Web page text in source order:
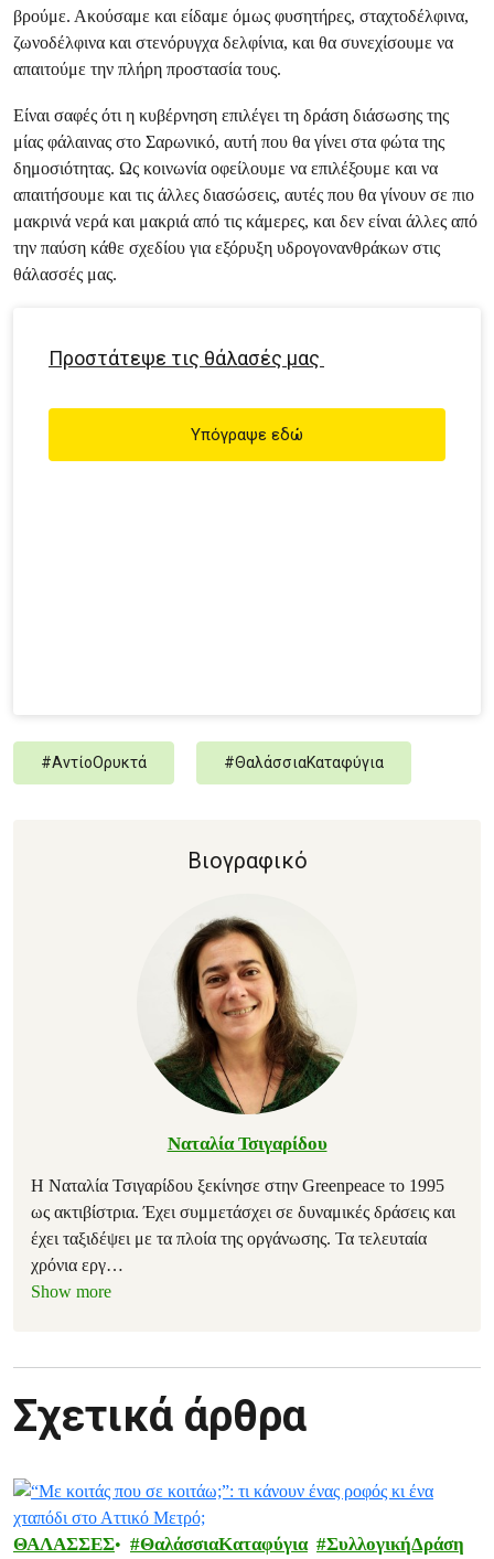
βρούμε. Ακούσαμε και είδαμε όμως φυσητήρες, σταχτοδέλφινα,
ζωνοδέλφινα και στενόρυγχα δελφίνια, και θα συνεχίσουμε να
απαιτούμε την πλήρη προστασία τους.
Είναι σαφές ότι η κυβέρνηση επιλέγει τη δράση διάσωσης της
μίας φάλαινας στο Σαρωνικό, αυτή που θα γίνει στα φώτα της
δημοσιότητας. Ως κοινωνία οφείλουμε να επιλέξουμε και να
απαιτήσουμε και τις άλλες διασώσεις, αυτές που θα γίνουν σε πιο
μακρινά νερά και μακριά από τις κάμερες, και δεν είναι άλλες από
την παύση κάθε σχεδίου για εξόρυξη υδρογονανθράκων στις
θάλασσές μας.
Προστάτεψε τις θάλασές μας
Υπόγραψε εδώ
#ΑντίοΟρυκτά #ΘαλάσσιαΚαταφύγια
Βιογραφικό
Ναταλία Τσιγαρίδου
Η Ναταλία Τσιγαρίδου ξεκίνησε στην Greenpeace το 1995
ως ακτιβίστρια. Έχει συμμετάσχει σε δυναμικές δράσεις και
έχει ταξιδέψει με τα πλοία της οργάνωσης. Τα τελευταία
χρόνια εργ…
Show more
Σχετικά άρθρα
ΘΑΛΑΣΣΕΣ ΘαλάσσιαΚαταφύγια ΣυλλογικήΔράση